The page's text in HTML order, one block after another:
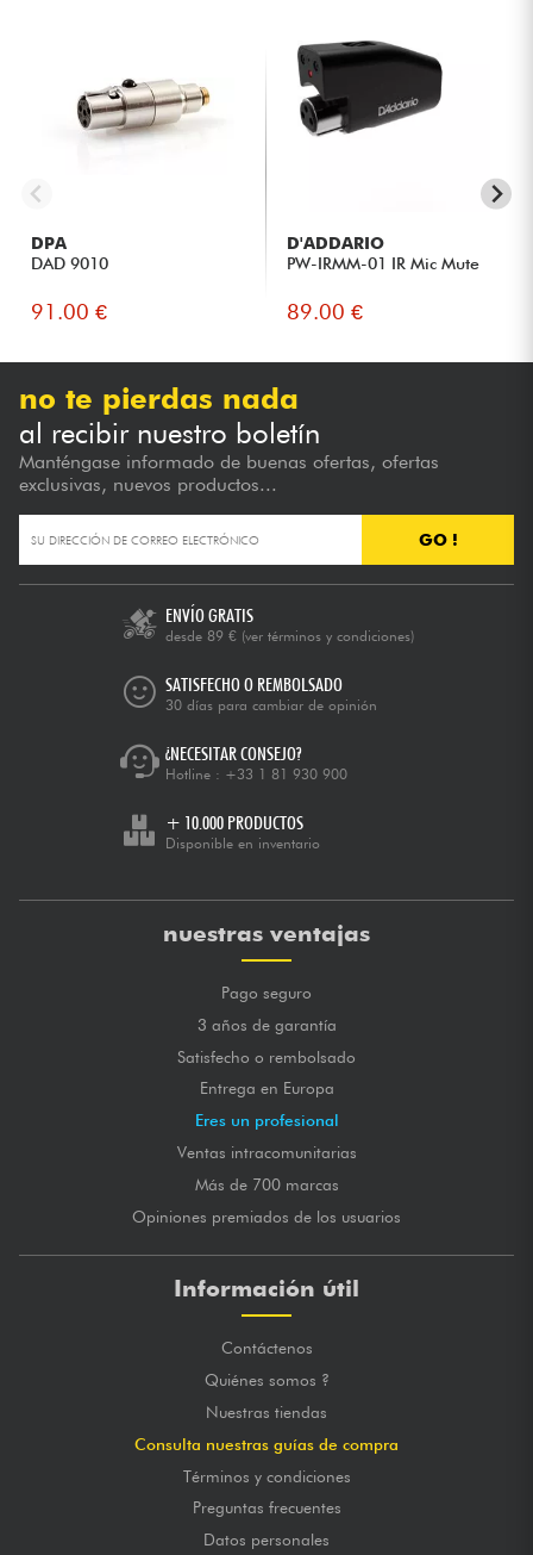
DPA
DAD 9010
91.00 €
D'ADDARIO
PW-IRMM-01 IR Mic Mute
89.00 €
no te pierdas nada
al recibir nuestro boletín
Manténgase informado de buenas ofertas, ofertas
exclusivas, nuevos productos...
GO !
ENVÍO GRATIS
desde 89 € (ver términos y condiciones)
SATISFECHO O REMBOLSADO
30 días para cambiar de opinión
¿NECESITAR CONSEJO?
Hotline : +33 1 81 930 900
+ 10.000 PRODUCTOS
Disponible en inventario
nuestras ventajas
Pago seguro
3 años de garantía
Satisfecho o rembolsado
Entrega en Europa
Eres un profesional
Ventas intracomunitarias
Más de 700 marcas
Opiniones premiados de los usuarios
Información útil
Contáctenos
Quiénes somos ?
Nuestras tiendas
Consulta nuestras guías de compra
Términos y condiciones
Preguntas frecuentes
Datos personales